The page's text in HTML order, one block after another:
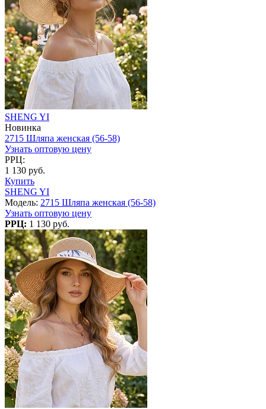
SHENG YI
Новинка
2715 Шляпа женская (56-58)
Узнать оптовую цену
РРЦ:
1 130 руб.
Купить
SHENG YI
Модель: 2715 Шляпа женская (56-58)
Узнать оптовую цену
РРЦ: 1 130 руб.